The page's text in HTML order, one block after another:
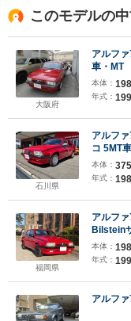
このモデルの
大阪府
アルフ
車・MT
本体：
年式：
石川県
アルフ
コ 5MT車
本体：
年式：
福岡県
アルフ
Bilstein
SPARCO
本体：
年式：
アルフ